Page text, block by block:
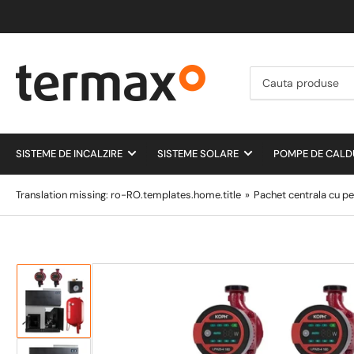
produse
SISTEME DE INCALZIRE SISTEME SOLARE POMPE DE
Translation missing: ro-RO.templates.home.title » Pachet centrala cu
Incarca
imagine
1
in